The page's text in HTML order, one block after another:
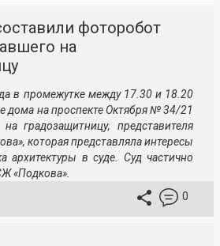
фоторобот
на
в промежутке между 17.30 и 18.20
дома на проспекте Октября № 34/21
градозащитницу, представителя
которая представляла интересы
архитектуры в суде. Суд частично
«Подкова».
0